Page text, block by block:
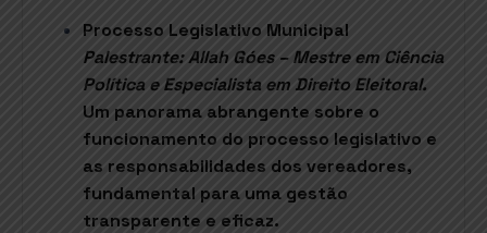
Processo Legislativo Municipal
Palestrante: Allah Góes – Mestre em Ciência
Política e Especialista em Direito Eleitoral.
Um panorama abrangente sobre o
funcionamento do processo legislativo e
as responsabilidades dos vereadores,
fundamental para uma gestão
transparente e eficaz.